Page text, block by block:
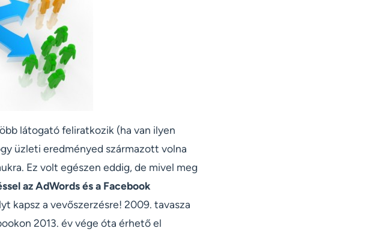
látogató feliratkozik (ha van ilyen
üzleti eredményed származott volna
Ez volt egészen eddig, de mivel meg
az AdWords és a Facebook
kapsz a vevőszerzésre! 2009. tavasza
2013. év vége óta érhető el